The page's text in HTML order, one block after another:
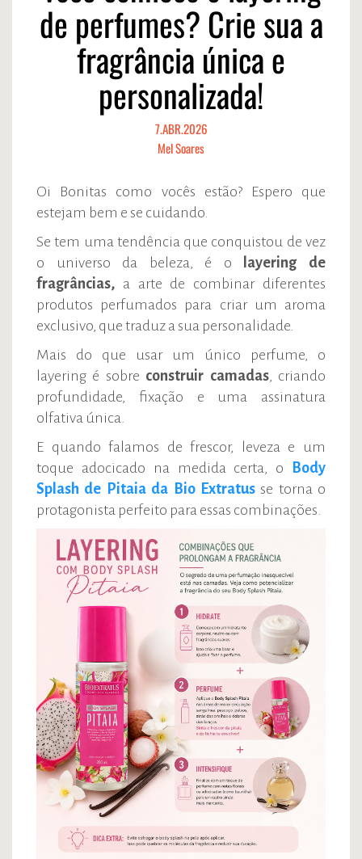
de perfumes? Crie sua a
fragrância única e
personalizada!
7.ABR.2026
Mel Soares
Oi Bonitas como vocês estão? Espero que
estejam bem e se cuidando.
Se tem uma tendência que conquistou de vez
o universo da beleza, é o
layering de
fragrâncias, a arte de combinar diferentes
produtos perfumados para criar um aroma
exclusivo, que traduz a sua personalidade.
Mais do que usar um único perfume, o
layering é sobre construir camadas, criando
profundidade, fixação e uma assinatura
olfativa única.
E quando falamos de frescor, leveza e um
toque adocicado na medida certa, o
Body
Splash de Pitaia da Bio Extratus se torna o
protagonista perfeito para essas combinações.